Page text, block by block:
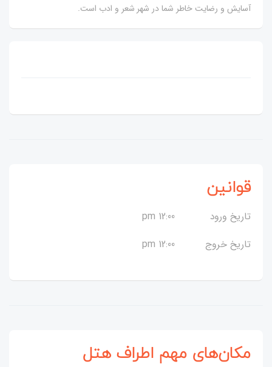
آسایش و رضایت خاطر شما در شهر شعر و ادب است.
قوانین
تاریخ ورود
12:00 pm
تاریخ خروج
12:00 pm
مکان‌های مهم اطراف هتل